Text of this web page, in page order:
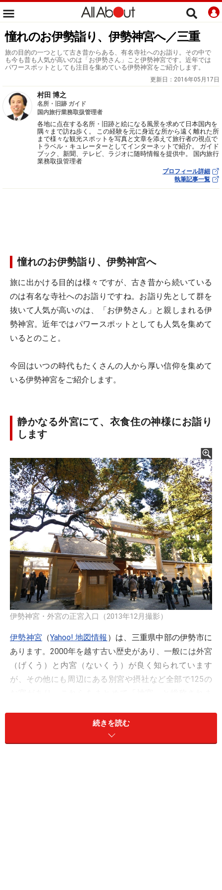
憧れのお伊勢詣り、伊勢神宮へ／三重
旅の目的の一つとして古き昔からある、有名寺社へのお詣り。その中で
も今も昔も人気が高いのは「お伊勢さん」こと伊勢神宮です。近年では
パワースポットとしても注目を集めている伊勢神宮をご紹介します。
更新日： 2016年05月17日
村田 博之
名所・旧跡 ガイド
国内旅行業務取扱管理者
各地に点在する名所・旧跡と絵になる風景を求めて日本国内を
隅々まで訪ね歩く。 この経験を元に身近な所から遠く離れた所
まで様々な観光スポットを写真と文章を添えて旅行者の視点で
トラベル・キュレーターとしてインターネットで紹介。 ガイド
ブック、新聞、テレビ、ラジオに随時情報を提供中。 国内旅行
業務取扱管理者
プロフィール詳細
執筆記事一覧
憧れのお伊勢詣り、伊勢神宮へ
旅に出かける目的は様々ですが、古き昔から続いている
のは有名な寺社へのお詣りですね。お詣り先として群を
抜いて人気が高いのは、「お伊勢さん」と親しまれる伊
勢神宮。近年ではパワースポットとしても人気を集めて
いるとのこと。
今回はいつの時代もたくさんの人から厚い信仰を集めて
いる伊勢神宮をご紹介します。
静かなる外宮にて、衣食住の神様にお詣り
します
伊勢神宮・外宮の正宮入口（2013年12月撮影）
伊勢神宮 （Yahoo! 地図情報 ）は、三重県中部の伊勢市に
あります。2000年を越す古い歴史があり、一般には外宮
（げくう）と内宮（ないくう）が良く知られています
が、その他にも周辺にある別宮や摂社など全部で125の
続きを読む